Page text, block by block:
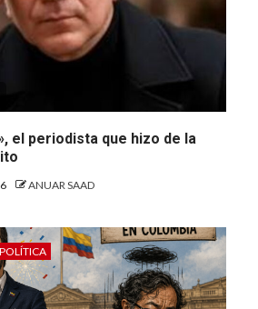
el periodista que hizo de la
ANUAR SAAD
POLÍTICA